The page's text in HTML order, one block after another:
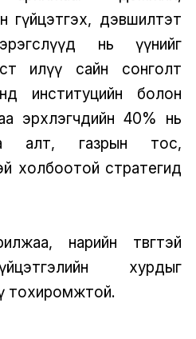
гүйцэтгэх, дэвшилтэт
нь үүнийг
илүү сайн сонголт
институцийн болон
эрхлэгчдийн 40% нь
алт, газрын тос,
холбоотой стратегид
нарийн төвөгтэй
хурдыг
тохиромжтой.